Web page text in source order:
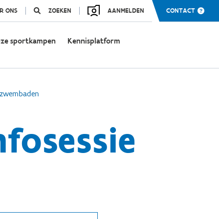
ONS ZOEKEN AANMELDEN CONTACT
sportkampen Kennisplatform